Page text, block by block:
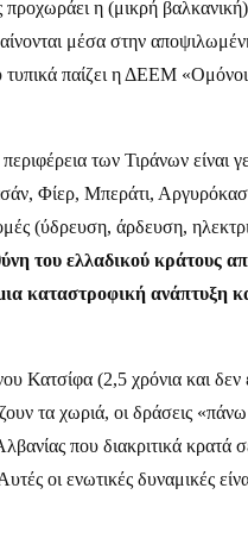
προχωράει η (μικρή
μέσα στην
τυπικά παίζει η ΔΕΕΜ
των Τιράνων είναι
Φίερ, Μπεράτι,
(ύδρευση, άρδευση,
του ελλαδικού κράτους
καταστροφική ανάπτυξη
Κατσίφα (2,5 χρόνια και
τα χωριά, οι δράσεις «πάνω
που διακριτικά
οι ενωτικές δυναμικές